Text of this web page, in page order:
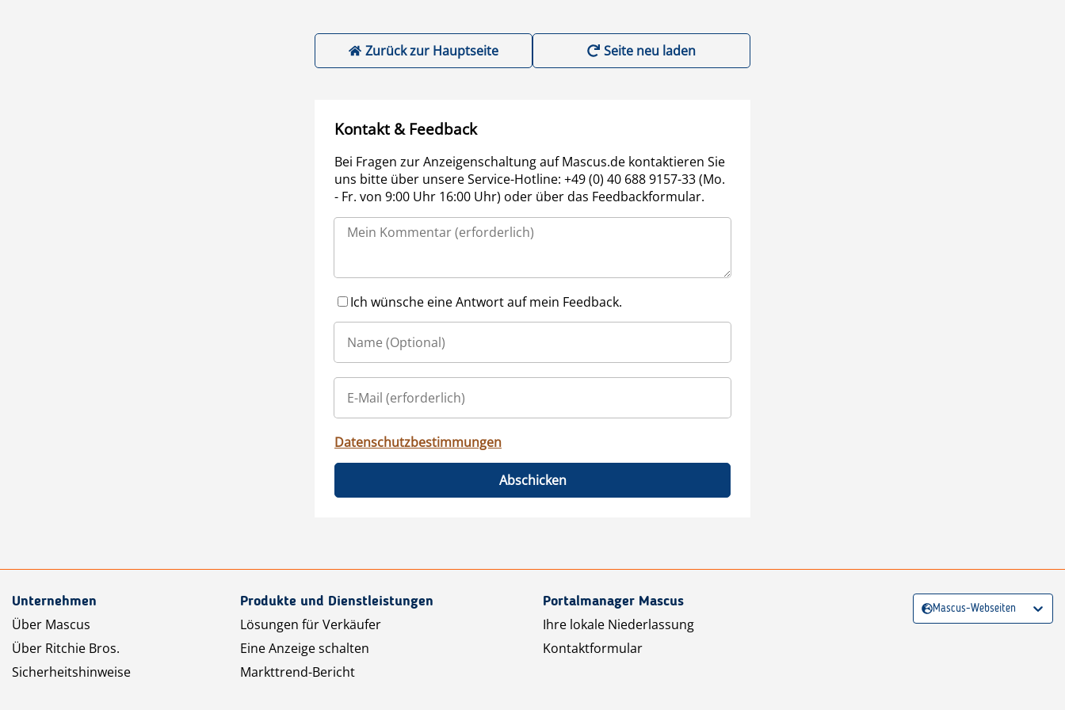
Zurück zur Hauptseite Seite neu laden
Kontakt & Feedback
Bei Fragen zur Anzeigenschaltung auf Mascus.de kontaktieren Sie
uns bitte über unsere Service-Hotline: +49 (0) 40 688 9157-33 (Mo.
- Fr. von 9:00 Uhr 16:00 Uhr) oder über das Feedbackformular.
Ich wünsche eine Antwort auf mein Feedback.
Datenschutzbestimmungen
Abschicken
Unternehmen
Über Mascus
Über Ritchie Bros.
Sicherheitshinweise
Produkte und Dienstleistungen
Lösungen für Verkäufer
Eine Anzeige schalten
Markttrend-Bericht
Portalmanager Mascus
Ihre lokale Niederlassung
Kontaktformular
Mascus-Webseiten